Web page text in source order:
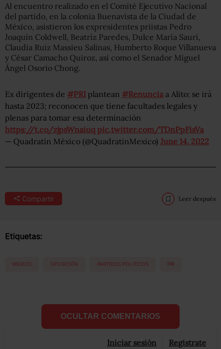
Al encuentro realizado en el Comité Ejecutivo Nacional
del partido, en la colonia Buenavista de la Ciudad de
México, asistieron los expresidentes priistas Pedro
Joaquín Coldwell, Beatriz Paredes, Dulce María Sauri,
Claudia Ruiz Massieu Salinas, Humberto Roque Villanueva
y César Camacho Quiroz, así como el Senador Miguel
Ángel Osorio Chong.
Ex dirigentes de #PRI plantean #Renuncia a Alito: se irá
hasta 2023; reconocen que tiene facultades legales y
plenas para tomar esa determinación
https://t.co/zjpsWnaiuq pic.twitter.com/TDnPpFisVa
— Quadratín México (@QuadratinMexico) June 14, 2022
Compartir Leer después
Etiquetas:
MEXICO OPOSICIÓN PARTIDOS POLITICOS PRI
OCULTAR COMENTARIOS
Iniciar sesión Registrate